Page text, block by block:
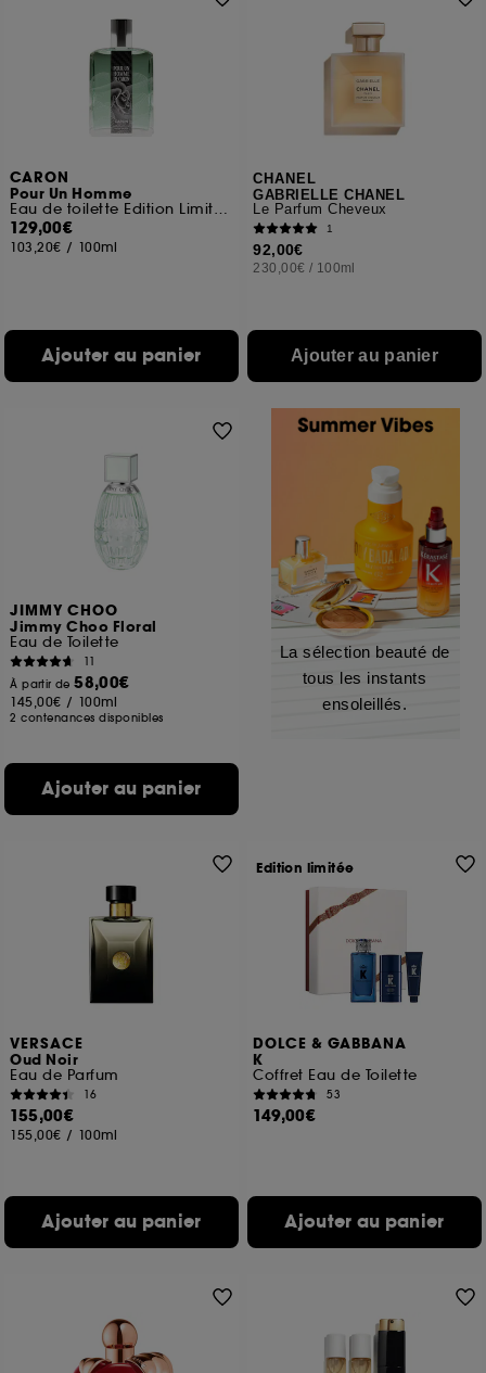
CARON
Pour Un Homme
Eau de toilette Edition Limitée Collab Gitana
129,00€
103,20€ / 100ml
Ajouter au panier
CHANEL
GABRIELLE CHANEL
Le Parfum Cheveux
1
92,00€
230,00€ / 100ml
Ajouter au panier
JIMMY CHOO
Jimmy Choo Floral
Eau de Toilette
11
À partir de58,00€
145,00€ / 100ml
2 contenances disponibles
Ajouter au panier
La sélection beauté de
tous les instants
ensoleillés.
VERSACE
Oud Noir
Eau de Parfum
16
155,00€
155,00€ / 100ml
Ajouter au panier
DOLCE & GABBANA
K
Coffret Eau de Toilette
53
149,00€
Ajouter au panier
Edition limitée